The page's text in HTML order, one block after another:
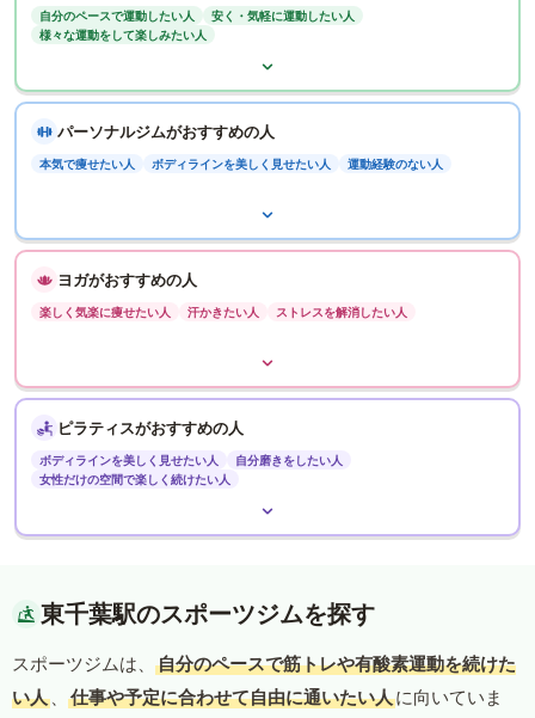
自分のペースで運動したい人
安く・気軽に運動したい人
様々な運動をして楽しみたい人
パーソナルジムがおすすめの人
本気で痩せたい人 ボディラインを美しく見せたい人 運動経験のない人
ヨガがおすすめの人
楽しく気楽に痩せたい人 汗かきたい人 ストレスを解消したい人
ピラティスがおすすめの人
ボディラインを美しく見せたい人
自分磨きをしたい人
女性だけの空間で楽しく続けたい人
東千葉駅のスポーツジムを探す
スポーツジムは、
自分のペースで筋トレや有酸素運動を続けた
い人 、 仕事や予定に合わせて自由に通いたい人に向いていま